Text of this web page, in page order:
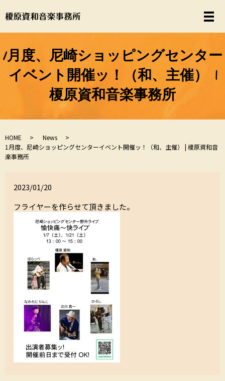
1月度、尼崎ショッピングセンター
イベント開催ッ！（和、主催） |
榎原資和音楽事務所
HOME
News
1月度、尼崎ショッピングセンターイベント開催ッ！（和、主催） | 榎原資和音
楽事務所
2023/01/20
フライヤーを作らせて頂きました。